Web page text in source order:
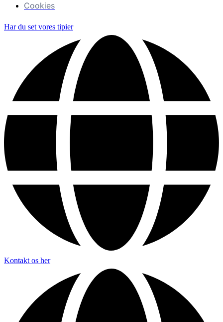
Cookies
Har du set vores tipier
Kontakt os her